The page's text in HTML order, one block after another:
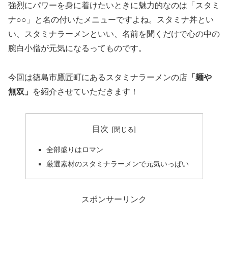
強烈にパワーを身に着けたいときに魅力的なのは「スタミ
ナ○○」と名の付いたメニューですよね。スタミナ丼とい
い、スタミナラーメンといい、名前を聞くだけで心の中の
腕白小僧が元気になるってものです。
今回は徳島市鷹匠町にあるスタミナラーメンの店 「麺や
無双」
を紹介させていただきます！
目次
全部盛りはロマン
厳選素材のスタミナラーメンで元気いっぱい
スポンサーリンク